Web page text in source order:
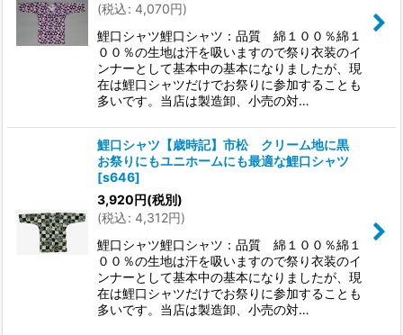
(税込: 4,070円)
鯉口シャツ鯉口シャツ：品質 綿１００％綿１
００％の生地は汗を吸いますので祭り衣装のイ
ンナーとして基本中の基本になりましたが、現
在は鯉口シャツだけでお祭りに参加することも
多いです。当店は製造卸、小売の対…
鯉口シャツ【歳時記】市松 クリーム地に黒
お祭りにもユニホームにも最適な鯉口シャツ
[s646]
3,920円(税別)
(税込: 4,312円)
鯉口シャツ鯉口シャツ：品質 綿１００％綿１
００％の生地は汗を吸いますので祭り衣装のイ
ンナーとして基本中の基本になりましたが、現
在は鯉口シャツだけでお祭りに参加することも
多いです。当店は製造卸、小売の対…